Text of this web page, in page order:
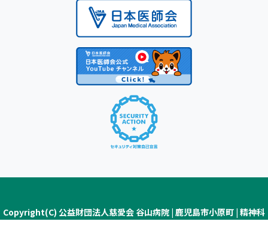
Copyright(C) 公益財団法人慈愛会 谷山病院 | 鹿児島市小原町 | 精神科